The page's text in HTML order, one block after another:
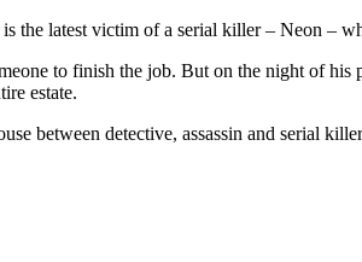
the latest victim of a serial killer – Neon –
to finish the job. But on the night of
estate.
between detective, assassin and serial